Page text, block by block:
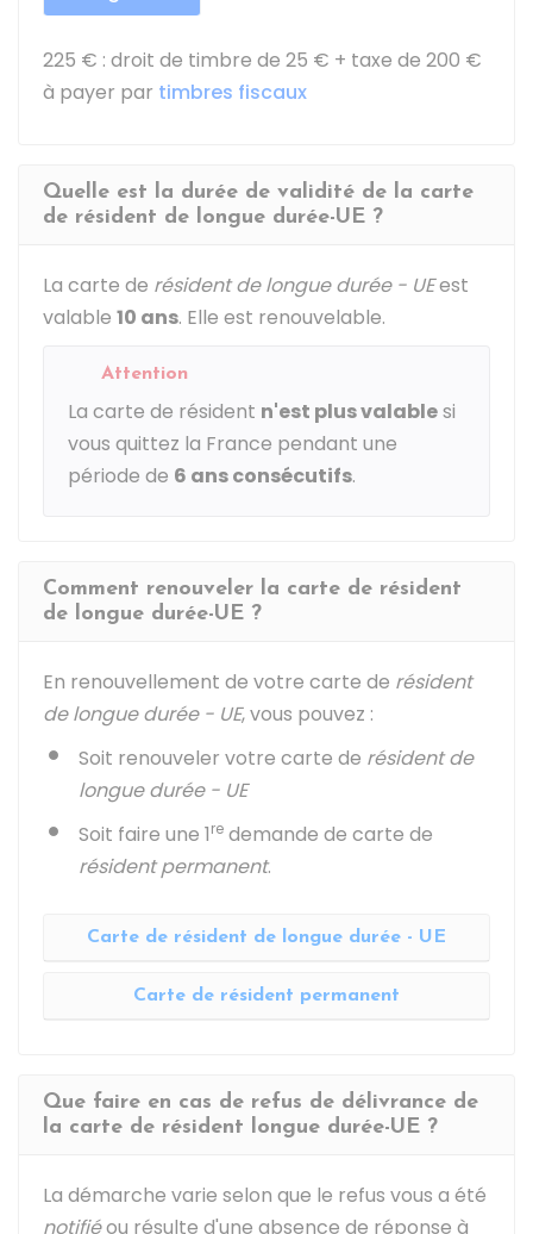
225 € : droit de timbre de 25 € + taxe de 200 €
à payer par timbres fiscaux
Quelle est la durée de validité de la carte
de résident de longue durée-UE ?
La carte de résident de longue durée - UEest
valable 10 ans. Elle est renouvelable.
Attention
La carte de résident n'est plus valablesi
vous quittez la France pendant une
période de 6 ans consécutifs.
Comment renouveler la carte de résident
de longue durée-UE ?
En renouvellement de votre carte de résident
de longue durée - UE, vous pouvez :
Soit renouveler votre carte de résident de
longue durée - UE
Soit faire une 1re demande de carte de
résident permanent.
Carte de résident de longue durée - UE
Carte de résident permanent
Que faire en cas de refus de délivrance de
la carte de résident longue durée-UE ?
La démarche varie selon que le refus vous a été
notifiéou résulte d'une absence de réponse à